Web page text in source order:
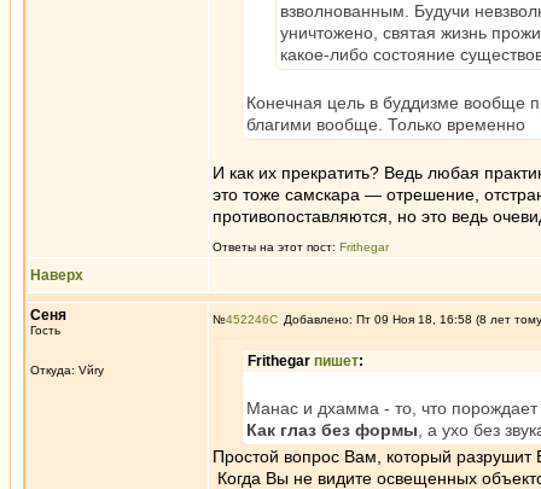
взволнованным. Будучи
уничтожено, святая жизнь
какое-либо состояние
Конечная цель в буддизме вообще
благими вообще. Только временно
И как их прекратить? Ведь любая
это тоже самскара — отрешение,
противопоставляются, но это ведь
Ответы на этот пост: Frithegar
Наверх
Сеня
Гость
Откуда: Vйry
№452246 Добавлено: Пт 09 Ноя 18, 16:58 (8 лет
Frithegar пишет:
Манас и дхамма - то, что порождает
Как глаз без формы , а ухо без
Простой вопрос Вам, который
Когда Вы не видите освещенных